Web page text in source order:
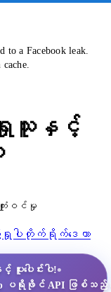
to a Facebook leak.
ရှုသူနှင့်
ျုံးဝင်မှု
ပါ တိုက်ရိုက်ဒေတာ
ပူးပေါင်းပါ!•
ပရိုဖိုင် API ဖြစ်သ